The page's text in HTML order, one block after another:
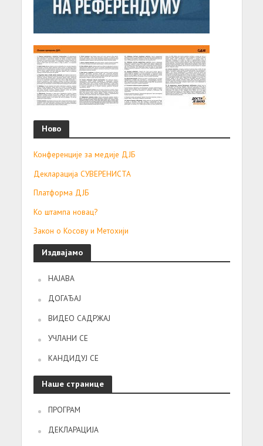
Ново
Конференције за медије ДЈБ
Декларација СУВЕРЕНИСТА
Платформа ДЈБ
Ко штампа новац?
Закон о Косову и Метохији
Издвајамо
НАЈАВА
ДОГАЂАЈ
ВИДЕО САДРЖАЈ
УЧЛАНИ СЕ
КАНДИДУЈ СЕ
Наше странице
ПРОГРАМ
ДЕКЛАРАЦИЈА